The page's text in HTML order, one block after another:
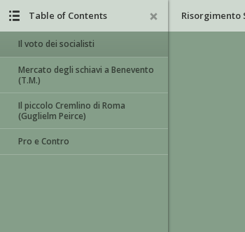
Table of Contents
Il voto dei socialisti
Mercato degli schiavi a Benevento
(T.M.)
Il piccolo Cremlino di Roma
(Guglielm Peirce)
Pro e Contro